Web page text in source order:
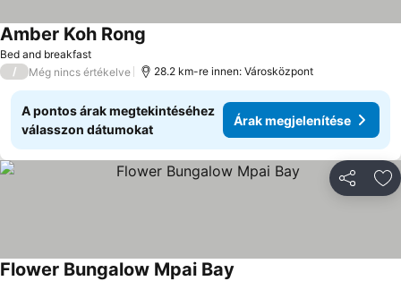
Bed and breakfast
Amber Koh Rong
/ Még nincs értékelve 28.2 km-re innen: Városközpont
A pontos árak megtekintéséhez
válasszon dátumokat
Árak megjelenítése
Flower Bungalow Mpai Bay